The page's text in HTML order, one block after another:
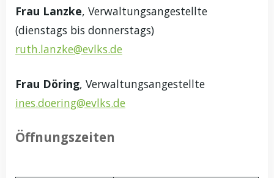
Frau Lanzke, Verwaltungsangestellte
(dienstags bis donnerstags)
ruth.lanzke@evlks.de
Frau Döring, Verwaltungsangestellte
ines.doering@evlks.de
Öffnungszeiten